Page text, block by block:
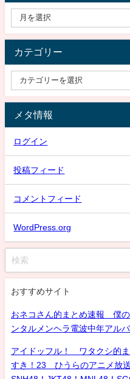
カテゴリー
メタ情報
ログイン
投稿フィード
コメントフィード
WordPress.org
おすすめサイト
おネコさん的まとめ速報 僕
ンタルメンヘラ電波中年アル
アイドッフル！ ワタクシ的
すき！23 ひうらのアニメ放